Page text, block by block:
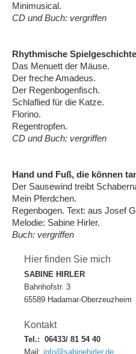
Minimusical.
CD und Buch: vergriffen
Rhythmische
Das Menuett der Mäuse.
Der freche Amadeus.
Der Regenbogenfisch.
Schlaflied für die Katze.
Florino.
Regentropfen.
CD und Buch: vergriffen
Hand und Fuß, die können
Der Sausewind treibt
Mein Pferdchen.
Regenbogen. Text: aus Josef
Melodie: Sabine Hirler.
Buch: vergriffen
Hier finden Sie mich
SABINE HIRLER
Bahnhofstr. 3
65589 Hadamar-Oberzeuzheim
Kontakt
Tel.: 06433/ 81 54 40
Mail: info@sabinehirler.de